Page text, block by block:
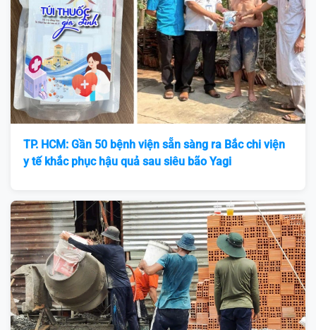
TP. HCM: Gần 50 bệnh viện sẵn sàng ra Bắc chi viện
y tế khắc phục hậu quả sau siêu bão Yagi